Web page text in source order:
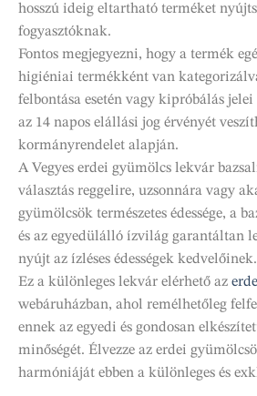
hosszú ideig eltartható terméket
fogyasztóknak.
Fontos megjegyezni, hogy a termék
higiéniai termékként van
felbontása esetén vagy kipróbálás jelei
az 14 napos elállási jog érvényét
kormányrendelet alapján.
A Vegyes erdei gyümölcs lekvár
választás reggelire, uzsonnára vagy
gyümölcsök természetes édessége, a
és az egyedülálló ízvilág garantáltan
nyújt az ízléses édességek kedvelőinek.
Ez a különleges lekvár elérhető az
webáruházban, ahol remélhetőleg
ennek az egyedi és gondosan
minőségét. Élvezze az erdei
harmóniáját ebben a különleges és